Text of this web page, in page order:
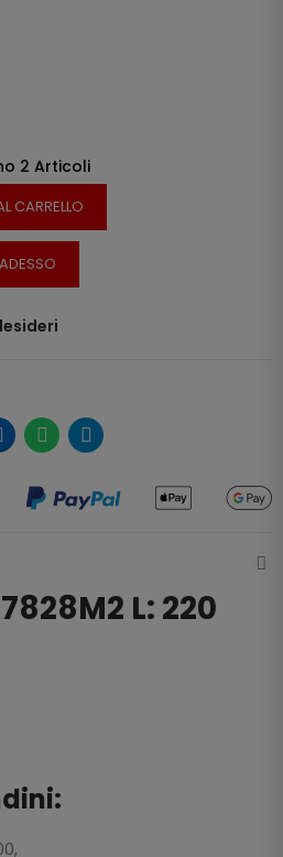
2 Articoli
CARRELLO
L: 220